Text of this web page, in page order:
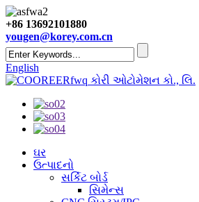
+86 13692101880
yougen@korey.com.cn
English
કોરી ઓટોમેશન કો., લિ.
ઘર
ઉત્પાદનો
સર્કિટ બોર્ડ
સિમેન્સ